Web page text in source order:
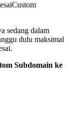
Custom
sedang dalam
dulu maksimal
Subdomain ke